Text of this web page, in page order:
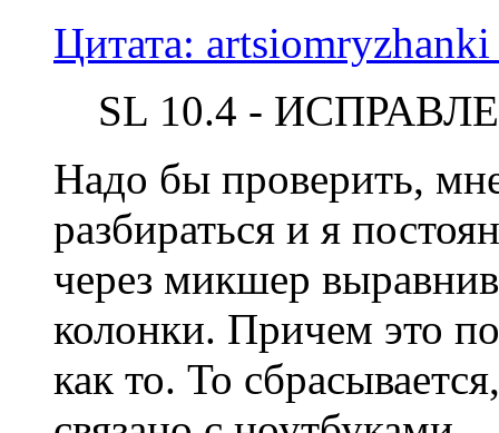
Цитата:
SL 10.4 -
Надо бы проверить,
разбираться и я
через микшер
колонки. Причем это
как то. То